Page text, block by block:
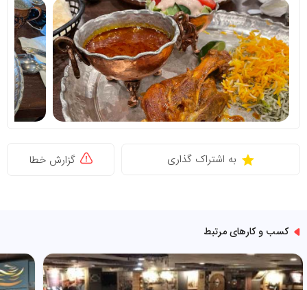
به اشتراک گذاری گزارش خطا
کسب و کارهای مرتبط